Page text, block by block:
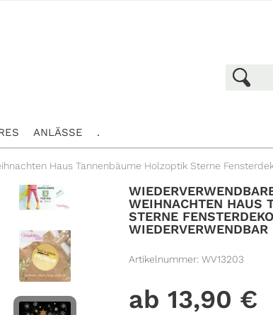
ANLÄSSE .
Haus Tannenbäume Holzoptik Sterne
WEIHNACHTEN HAUS
STERNE
WIEDERVERWENDBAR
Artikelnummer: WV13203
13,90 €